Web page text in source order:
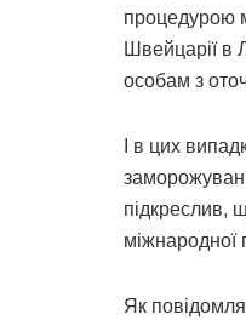
процедурою
Швейцарії в
особам з
І в цих
підкреслив,
міжнародної
Як